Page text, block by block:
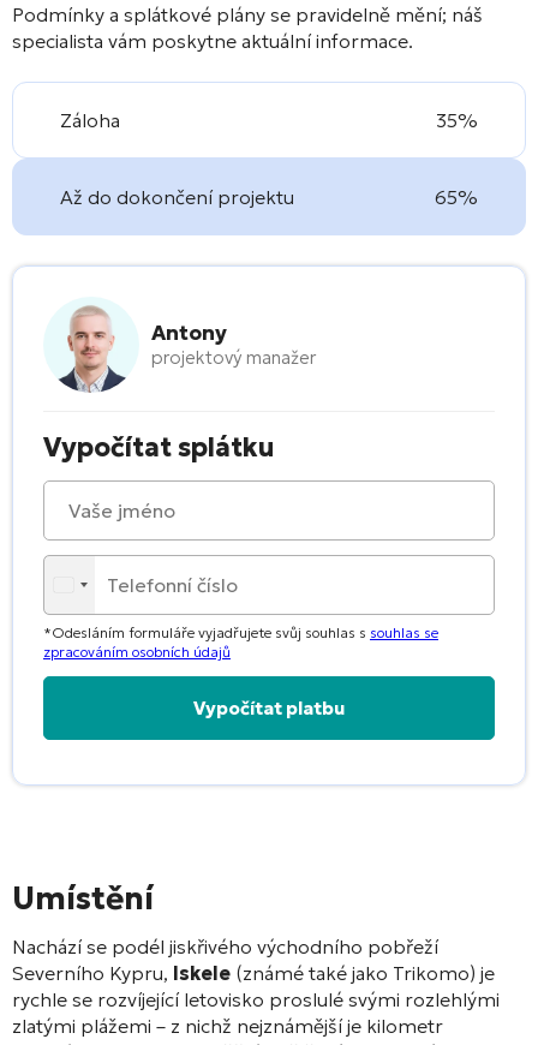
Podmínky a splátkové plány se pravidelně mění; náš
specialista vám poskytne aktuální informace.
Záloha 35%
Až do dokončení projektu 65%
Antony
projektový manažer
Vypočítat splátku
*Odesláním formuláře vyjadřujete svůj souhlas s souhlas se
zpracováním osobních údajů
Umístění
Nachází se podél jiskřivého východního pobřeží
Severního Kypru, Iskele (známé také jako Trikomo) je
rychle se rozvíjející letovisko proslulé svými rozlehlými
zlatými plážemi – z nichž nejznámější je kilometr